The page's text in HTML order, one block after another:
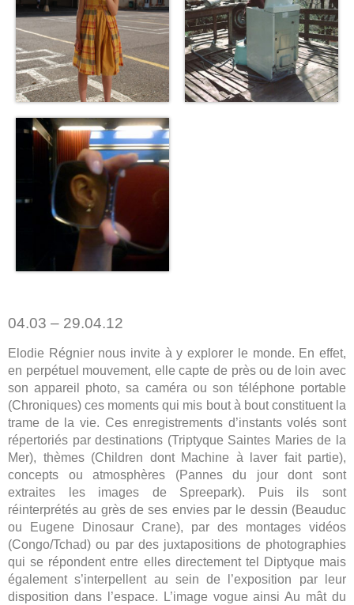
04.03 – 29.04.12
Elodie Régnier nous invite à y explorer le monde. En effet,
en perpétuel mouvement, elle capte de près ou de loin avec
son appareil photo, sa caméra ou son téléphone portable
(Chroniques) ces moments qui mis bout à bout constituent la
trame de la vie. Ces enregistrements d’instants volés sont
répertoriés par destinations (Triptyque Saintes Maries de la
Mer), thèmes (Children dont Machine à laver fait partie),
concepts ou atmosphères (Pannes du jour dont sont
extraites les images de Spreepark). Puis ils sont
réinterprétés au grès de ses envies par le dessin (Beauduc
ou Eugene Dinosaur Crane), par des montages vidéos
(Congo/Tchad) ou par des juxtapositions de photographies
qui se répondent entre elles directement tel Diptyque mais
également s’interpellent au sein de l’exposition par leur
disposition dans l’espace. L’image vogue ainsi Au mât du